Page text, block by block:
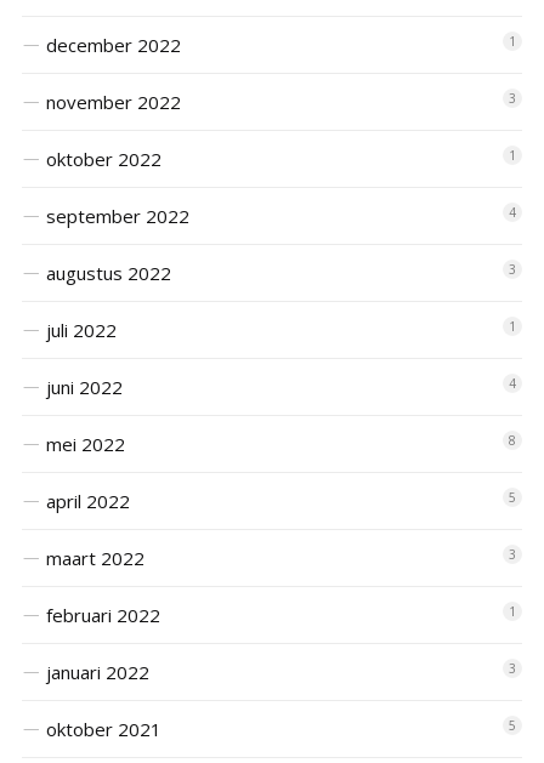
december 2022 1
november 2022 3
oktober 2022 1
september 2022 4
augustus 2022 3
juli 2022 1
juni 2022 4
mei 2022 8
april 2022 5
maart 2022 3
februari 2022 1
januari 2022 3
oktober 2021 5